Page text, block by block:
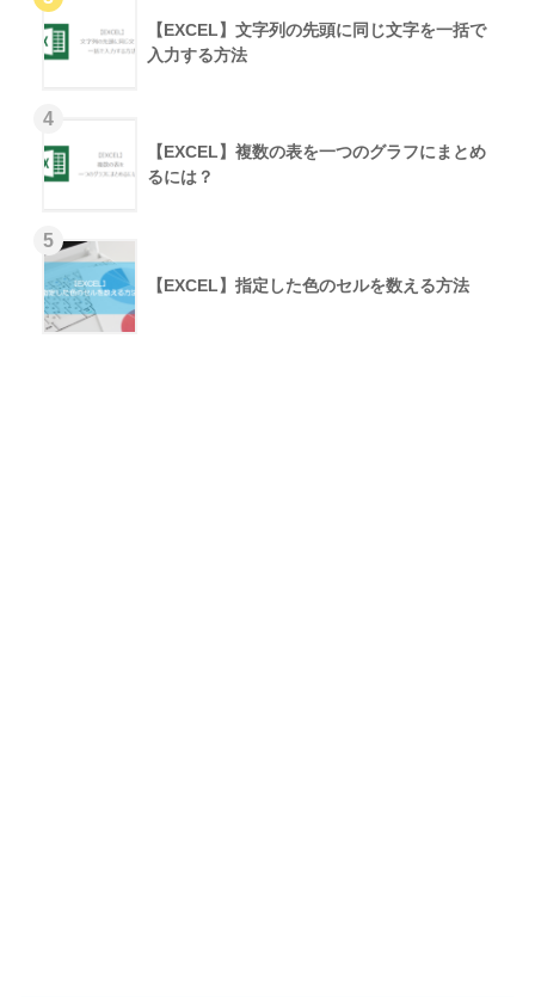
【EXCEL】文字列の先頭に同じ文字を一括で
入力する方法
【EXCEL】複数の表を一つのグラフにまとめ
るには？
【EXCEL】指定した色のセルを数える方法